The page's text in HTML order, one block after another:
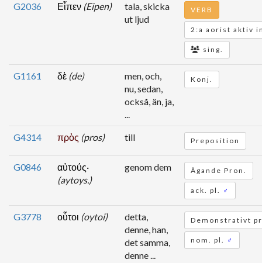
G2036 Εἶπεν (Eipen)
tala, skicka
ut ljud
VERB
2:a aorist aktiv
sing.
G1161 δὲ (de)
men, och,
nu, sedan,
också, än, ja,
...
Konj.
G4314 πρὸς (pros) till Preposition
G0846
αὐτούς·
(aytoys.)
genom dem Ägande Pron.
ack. pl. ♂
G3778 οὗτοι (oytoi)
detta,
denne, han,
det samma,
denne ...
Demonstrativt
nom. pl. ♂